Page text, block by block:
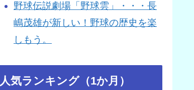
野球伝説劇場「野球雲」・・・長
嶋茂雄が新しい！野球の歴史を楽
しもう。
人気ランキング（1か月）